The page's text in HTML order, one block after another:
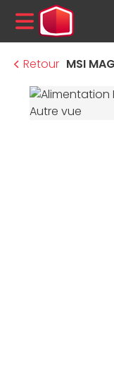
MENU
Retour MSI